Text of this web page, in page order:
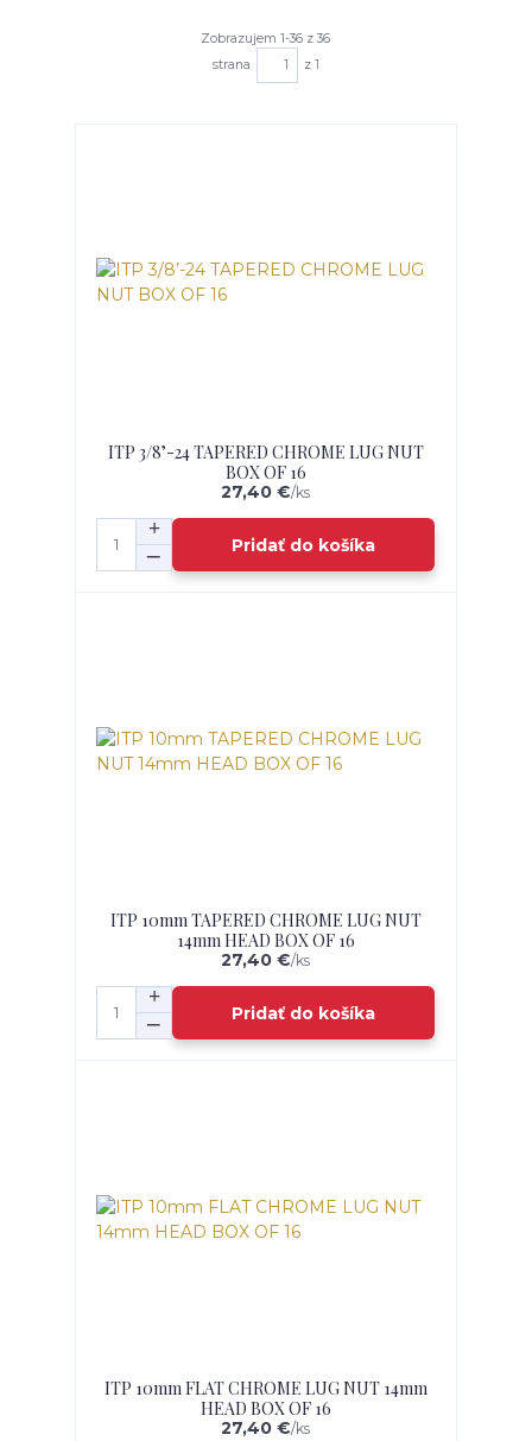
Zobrazujem 1-36 z 36
strana
z 1
ITP 3/8’-24 TAPERED CHROME LUG NUT
BOX OF 16
27,40 €/ks
Pridať do košíka
ITP 10mm TAPERED CHROME LUG NUT
14mm HEAD BOX OF 16
27,40 €/ks
Pridať do košíka
ITP 10mm FLAT CHROME LUG NUT 14mm
HEAD BOX OF 16
27,40 €/ks